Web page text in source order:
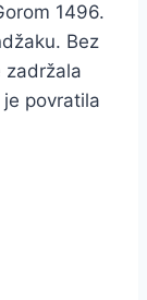
1496.
Bez
zadržala
povratila